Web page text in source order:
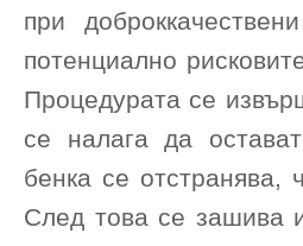
при
потенциално
Процедурата се
се налага да
бенка се отстранява,
След това се зашива